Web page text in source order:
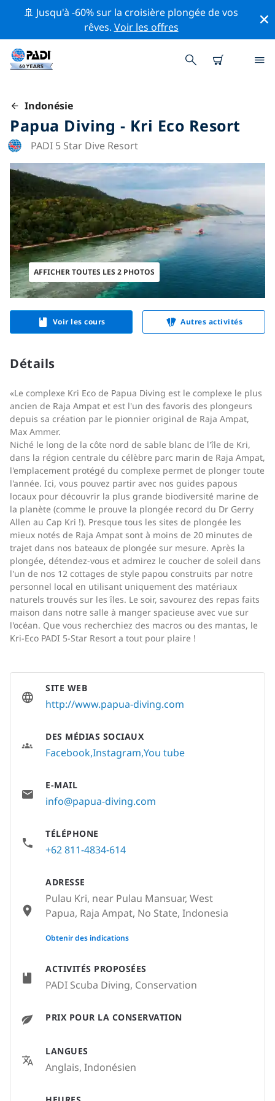
🚢 Jusqu'à -60% sur la croisière plongée de vos
rêves. Voir les offres
Indonésie
Papua Diving - Kri Eco Resort
PADI 5 Star Dive Resort
AFFICHER TOUTES LES 2 PHOTOS
Voir les cours Autres activités
Détails
«Le complexe Kri Eco de Papua Diving est le complexe le plus
ancien de Raja Ampat et est l'un des favoris des plongeurs
depuis sa création par le pionnier original de Raja Ampat,
Max Ammer.
Niché le long de la côte nord de sable blanc de l'île de Kri,
dans la région centrale du célèbre parc marin de Raja Ampat,
l'emplacement protégé du complexe permet de plonger toute
l'année. Ici, vous pouvez partir avec nos guides papous
locaux pour découvrir la plus grande biodiversité marine de
la planète (comme le prouve la plongée record du Dr Gerry
Allen au Cap Kri !). Presque tous les sites de plongée les
mieux notés de Raja Ampat sont à moins de 20 minutes de
trajet dans nos bateaux de plongée sur mesure. Après la
plongée, détendez-vous et admirez le coucher de soleil dans
l'un de nos 12 cottages de style papou construits par notre
personnel local en utilisant uniquement des matériaux
naturels trouvés sur les îles. Le soir, savourez des repas faits
maison dans notre salle à manger spacieuse avec vue sur
l'océan. Que vous recherchiez des macros ou des mantas, le
Kri-Eco PADI 5-Star Resort a tout pour plaire !
ACTIVITÉS PROPOSÉES
PADI Scuba Diving, Conservation
PRIX POUR LA CONSERVATION
LANGUES
Anglais, Indonésien
SITE WEB
http://www.papua-diving.com
DES MÉDIAS SOCIAUX
FacebookInstagram You tube
E-MAIL
info@papua-diving.com
TÉLÉPHONE
+62 811-4834-614
ADRESSE
Pulau Kri, near Pulau Mansuar, West
Papua, Raja Ampat, No State, Indonesia
None
Obtenir des indications